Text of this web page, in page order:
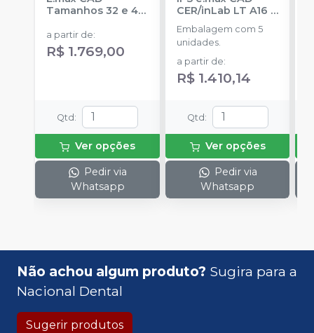
Tamanhos 32 e 40
a partir de:
R$ 1.769,00
Qtd :
Ver opções
Pedir via
Whatsapp
CER/inLab LT A16 -
IVOCLAR
Embalagem com 5
unidades.
a partir de:
R$ 1.410,14
Qtd :
Ver opções
Pedir via
Whatsapp
Não achou algum produto? Sugira para a
Nacional Dental
Sugerir produtos